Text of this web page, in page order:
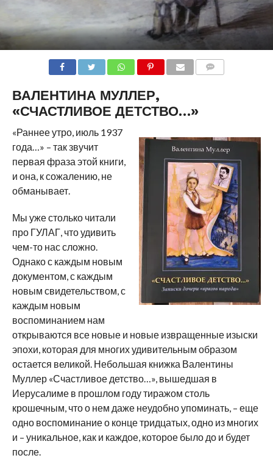
ВАЛЕНТИНА МУЛЛЕР,
«СЧАСТЛИВОЕ ДЕТСТВО…»
«Раннее утро, июль 1937
года…» – так звучит
первая фраза этой книги,
и она, к сожалению, не
обманывает.
Мы уже столько читали
про ГУЛАГ, что удивить
чем-то нас сложно.
Однако с каждым новым
документом, с каждым
новым свидетельством, с
каждым новым
воспоминанием нам
открываются все новые и новые извращенные изыски
эпохи, которая для многих удивительным образом
остается великой. Небольшая книжка Валентины
Муллер «Счастливое детство…», вышедшая в
Иерусалиме в прошлом году тиражом столь
крошечным, что о нем даже неудобно упоминать, – еще
одно воспоминание о конце тридцатых, одно из многих
и – уникальное, как и каждое, которое было до и будет
после.